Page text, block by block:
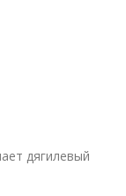
дягилевый